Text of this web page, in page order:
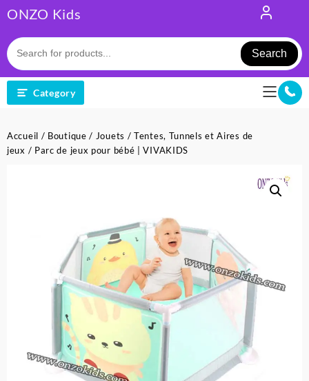
to
content
ONZO Kids
Search
Category
Accueil / Boutique / Jouets /Tentes, Tunnels et Aires de
jeux / Parc de jeux pour bébé | VIVAKIDS